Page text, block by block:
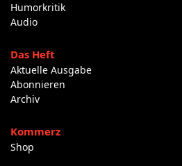
Humorkritik
Audio
Das Heft
Aktuelle Ausgabe
Abonnieren
Archiv
Kommerz
Shop